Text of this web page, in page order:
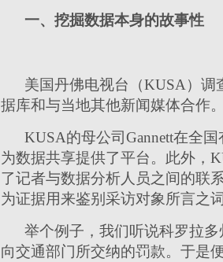
一、挖掘数据本身的故事性
美国丹佛电视台（KUSA）调
据库和与当地其他新闻媒体合作。
KUSA的母公司Gannett在全
为数据共享提供了平台。此外，
了记者与数据分析人员之间的联
为证据用来鉴别采访对象所言之
举个例子，我们听说科罗拉
向交通部门所交纳的罚款。于是